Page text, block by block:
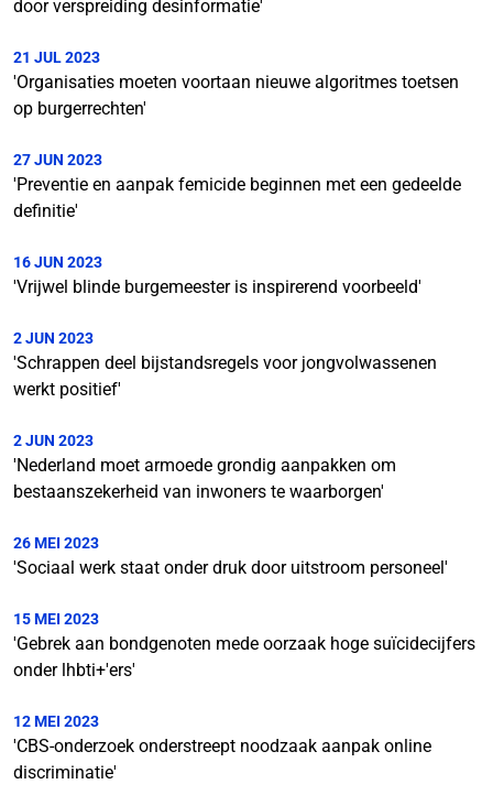
door verspreiding desinformatie'
21 JUL 2023
'Organisaties moeten voortaan nieuwe algoritmes toetsen
op burgerrechten'
27 JUN 2023
'Preventie en aanpak femicide beginnen met een gedeelde
definitie'
16 JUN 2023
'Vrijwel blinde burgemeester is inspirerend voorbeeld'
2 JUN 2023
'Schrappen deel bijstandsregels voor jongvolwassenen
werkt positief'
2 JUN 2023
'Nederland moet armoede grondig aanpakken om
bestaanszekerheid van inwoners te waarborgen'
26 MEI 2023
'Sociaal werk staat onder druk door uitstroom personeel'
15 MEI 2023
'Gebrek aan bondgenoten mede oorzaak hoge suïcidecijfers
onder lhbti+'ers'
12 MEI 2023
'CBS-onderzoek onderstreept noodzaak aanpak online
discriminatie'